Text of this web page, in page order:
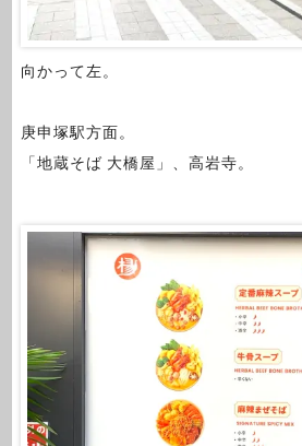
向かって左。
庚申塚駅方面。
「地蔵そば 大橋屋」、高岩寺。